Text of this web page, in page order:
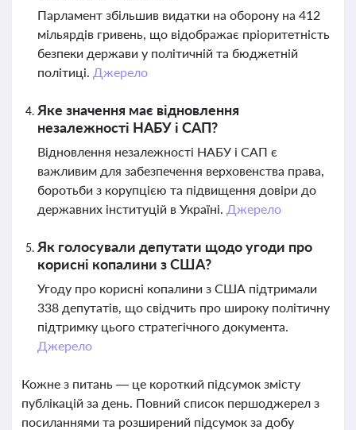
Парламент збільшив видатки на оборону на 412
мільярдів гривень, що відображає пріоритетність
безпеки держави у політичній та бюджетній
політиці. Джерело
Яке значення має відновлення
незалежності НАБУ і САП?
Відновлення незалежності НАБУ і САП є
важливим для забезпечення верховенства права,
боротьби з корупцією та підвищення довіри до
державних інституцій в Україні. Джерело
Як голосували депутати щодо угоди про
корисні копалини з США?
Угоду про корисні копалини з США підтримали
338 депутатів, що свідчить про широку політичну
підтримку цього стратегічного документа.
Джерело
Кожне з питань — це короткий підсумок змісту
публікацій за день. Повний список першоджерел з
посиланнями та розширений підсумок за добу